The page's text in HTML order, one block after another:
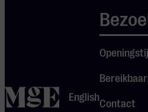
homeEnglish
Contact
leeftijden!